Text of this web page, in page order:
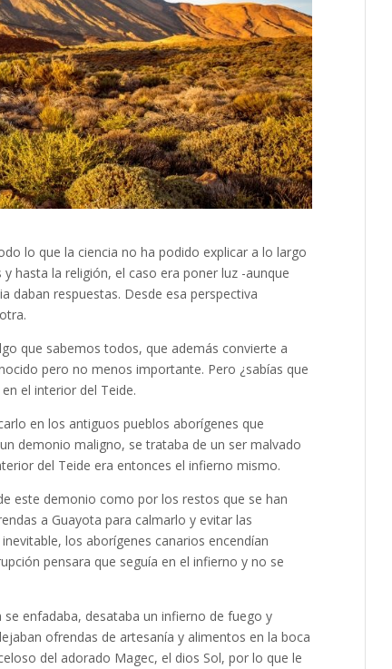
lo que la ciencia no ha podido explicar a lo largo
hasta la religión, el caso era poner luz -aunque
daban respuestas. Desde esa perspectiva
que sabemos todos, que además convierte a
pero no menos importante. Pero ¿sabías que
el interior del Teide.
en los antiguos pueblos aborígenes que
demonio maligno, se trataba de un ser malvado
del Teide era entonces el infierno mismo.
este demonio como por los restos que se han
a Guayota para calmarlo y evitar las
los aborígenes canarios encendían
pensara que seguía en el infierno y no se
enfadaba, desataba un infierno de fuego y
ofrendas de artesanía y alimentos en la boca
del adorado Magec, el dios Sol, por lo que le